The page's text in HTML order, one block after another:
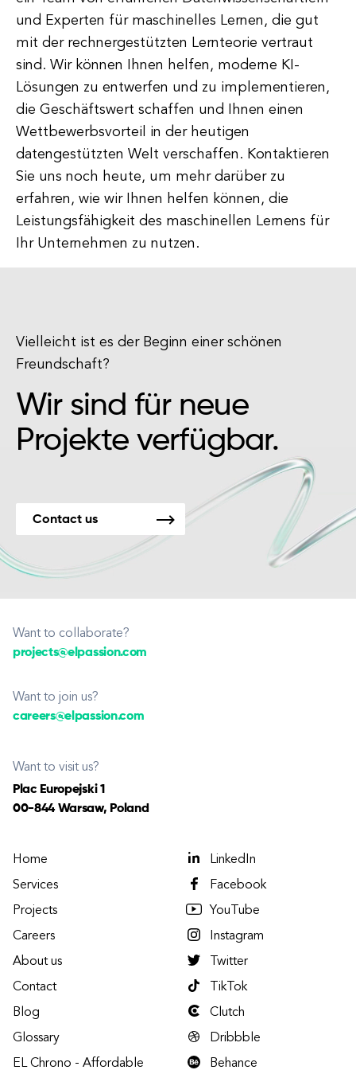
und Experten für maschinelles Lernen, die gut
mit der rechnergestützten Lernteorie vertraut
sind. Wir können Ihnen helfen, moderne KI-
Lösungen zu entwerfen und zu implementieren,
die Geschäftswert schaffen und Ihnen einen
Wettbewerbsvorteil in der heutigen
datengestützten Welt verschaffen. Kontaktieren
Sie uns noch heute, um mehr darüber zu
erfahren, wie wir Ihnen helfen können, die
Leistungsfähigkeit des maschinellen Lernens für
Ihr Unternehmen zu nutzen.
Vielleicht ist es der Beginn einer schönen
Freundschaft?
Wir sind für neue
Projekte verfügbar.
Contact us
Want to collaborate?
projects@elpassion.com
Want to join us?
careers@elpassion.com
Want to visit us?
Plac Europejski 1
00-844 Warsaw, Poland
Home
Services
Projects
Careers
About us
Contact
Blog
Glossary
EL Chrono - Affordable
LinkedIn
Facebook
YouTube
Instagram
Twitter
TikTok
Clutch
Dribbble
Behance